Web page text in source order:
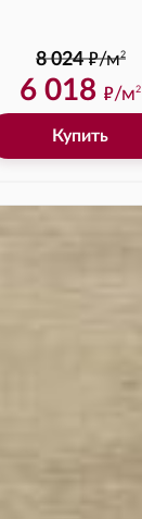
8 024 ф/м2
6 018 ф/м2
Купить